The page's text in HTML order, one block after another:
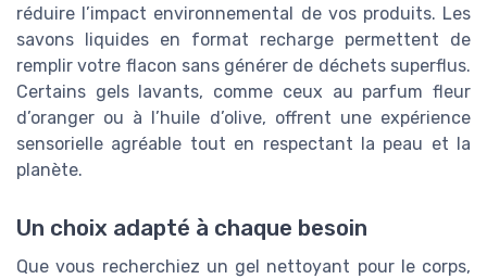
réduire l’impact environnemental de vos produits. Les
savons liquides en format recharge permettent de
remplir votre flacon sans générer de déchets superflus.
Certains gels lavants, comme ceux au parfum fleur
d’oranger ou à l’huile d’olive, offrent une expérience
sensorielle agréable tout en respectant la peau et la
planète.
Un choix adapté à chaque besoin
Que vous recherchiez un gel nettoyant pour le corps,